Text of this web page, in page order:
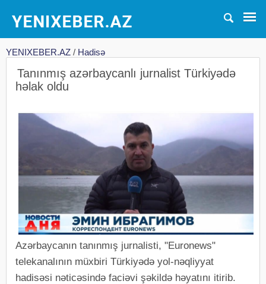
YENIXEBER.AZ / Hadisə
Tanınmış azərbaycanlı jurnalist Türkiyədə
həlak oldu
Azərbaycanın tanınmış jurnalisti, "Euronews"
telekanalının müxbiri Türkiyədə yol-nəqliyyat
hadisəsi nəticəsində faciəvi şəkildə həyatını itirib.